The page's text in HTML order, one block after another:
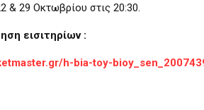
& 29 Οκτωβρίου στις 20:30.
εισιτηρίων :
h-bia-toy-